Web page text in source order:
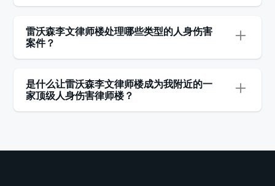
——我们采用胜诉酬金协议，也就是说，我们只在
或法院裁决中有多少将用于支付法律服务费用，请
立即与我们的一位专家安排免费评估。
等的时间，具体取决于您何时从责任方或其保险公
司处获得全额赔偿。这可以通过和解协议条款或法
院判决的命令来完成。
如果您正考虑就人身伤害索赔提起法律诉讼并需要
帮助，我们随时为您服务。立即联系我们，获取免
费案件评估，并了解您的具体案件可能需要多长时
雷沃森李文律师楼处理哪些类型的人身伤害
案件？
案件而闻名，包括：车祸（多车相撞、行人、
Uber/Lyft 等）、卡车事故、摩托车事故、自行车
事故、MTA 事故（地铁、火车、公交车、出租车
其他严重及灾难性伤害。
是什么让雷沃森李文律师楼成为我附近的一
家顶级人身伤害律师楼？